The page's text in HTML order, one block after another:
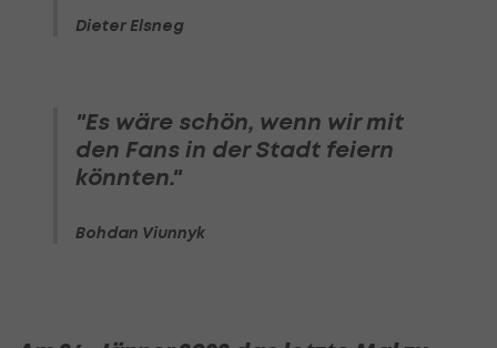
Dieter Elsneg
"Es wäre schön, wenn wir mit
den Fans in der Stadt feiern
könnten."
Bohdan Viunnyk